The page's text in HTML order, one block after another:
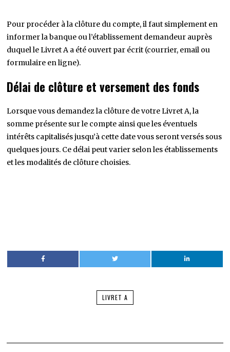
Pour procéder à la clôture du compte, il faut simplement en
informer la banque ou l’établissement demandeur auprès
duquel le Livret A a été ouvert par écrit (courrier, email ou
formulaire en ligne).
Délai de clôture et versement des fonds
Lorsque vous demandez la clôture de votre Livret A, la
somme présente sur le compte ainsi que les éventuels
intérêts capitalisés jusqu’à cette date vous seront versés sous
quelques jours. Ce délai peut varier selon les établissements
et les modalités de clôture choisies.
LIVRET A